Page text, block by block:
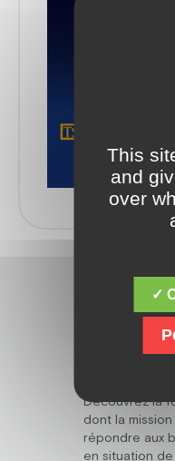
Découvrez la
dont la
répondre aux
en situation de
This
and
over
✓